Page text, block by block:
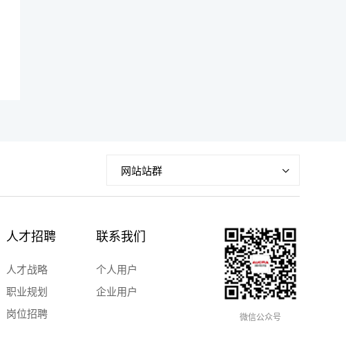
网站站群
人才招聘
人才战略
职业规划
岗位招聘
联系我们
个人用户
企业用户
微信公众号